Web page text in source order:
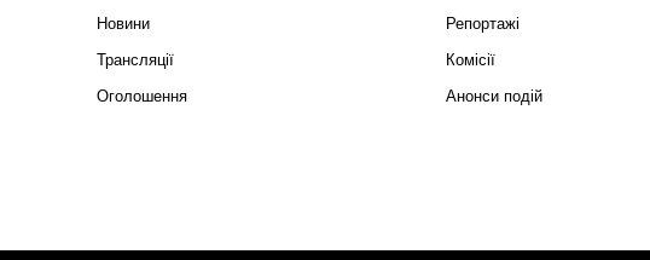
Новини
Репортажі
Трансляції
Комісії
Оголошення
Анонси подій